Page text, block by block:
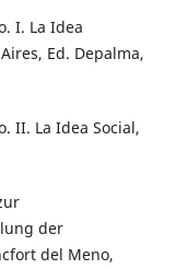
I. La Idea
Ed. Depalma,
II. La Idea Social,
der
del Meno,